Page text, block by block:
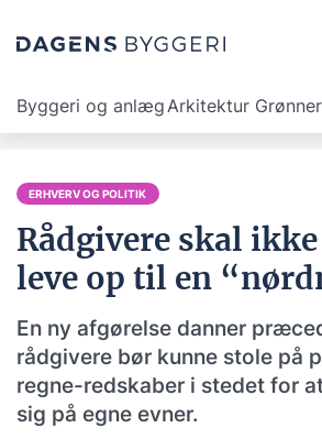
Byggeri og anlægArkitektur
ERHVERV OG POLITIK
Rådgivere skal
leve op til en
En ny afgørelse danner
rådgivere bør kunne stole på
regne-redskaber i stedet for
sig på egne evner.